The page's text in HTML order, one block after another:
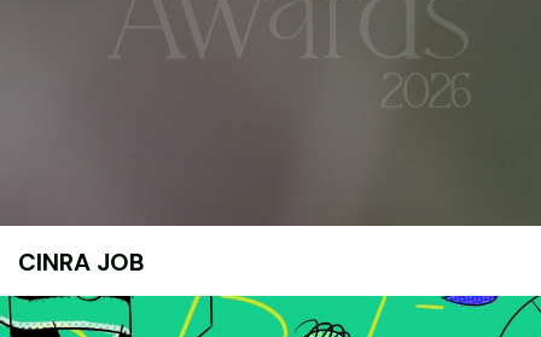
CINRA JOB